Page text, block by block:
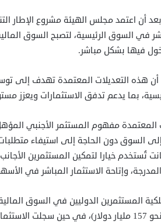
بعد أن اعتمد مجلس الهيئة مشروع الإطار
في السوق الرئيسية، لتصبح السوق
فيها بشكل مباشر.
هذه التعديلات المعتمدة تهدف إلى
بما يدعم تدفق الاستثمارات ويعزز
المعتمدة مفهوم المستثمر الأجنبي
السوق دون الحاجة إلى استيفاء
تُستخدم خيارا لتمكين المستثمرين
المدرجة، وإتاحة الاستثمار المباشر في